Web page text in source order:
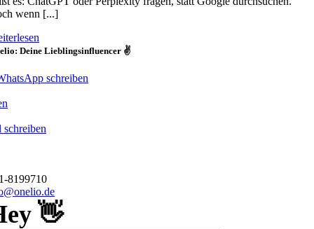
wenn [...]
Deine Lieblingsinfluencer ✌️
schreiben
8199710
👋